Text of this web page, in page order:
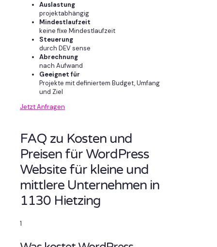
Auslastung
projektabhängig
Mindestlaufzeit
keine fixe Mindestlaufzeit
Steuerung
durch DEV sense
Abrechnung
nach Aufwand
Geeignet für
Projekte mit definiertem Budget, Umfang
und Ziel
Jetzt Anfragen
FAQ zu Kosten und
Preisen für WordPress
Website für kleine und
mittlere Unternehmen in
1130 Hietzing
1